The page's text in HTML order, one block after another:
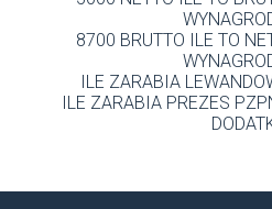
8700 BRUTTO ILE TO
ILE ZARABIA
ILE ZARABIA PREZES